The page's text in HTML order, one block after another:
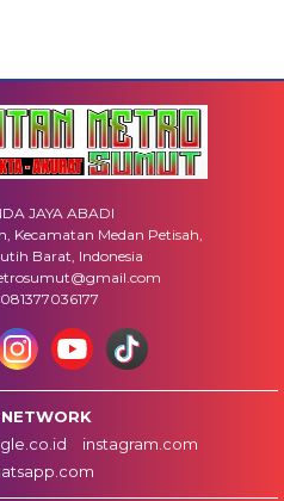
JAYA ABADI
Kecamatan Medan Petisah,
Barat, Indonesia
instagram.com